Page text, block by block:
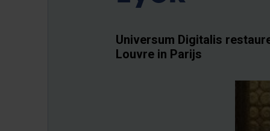
Universum Digitalis
Louvre in Parijs